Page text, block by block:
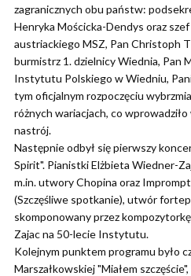
zagranicznych obu państw:
Henryka Mościcka-Dendys oraz
austriackiego MSZ, Pan Christoph
burmistrz 1. dzielnicy Wiednia, Pan
Instytutu Polskiego w Wiedniu,
tym oficjalnym rozpoczęciu
różnych wariacjach, co
nastrój.
Następnie odbył się pierwszy
Spirit". Pianistki Elżbieta Wiedner-
m.in. utwory Chopina oraz
(Szczęśliwe spotkanie), utwór
skomponowany przez
Zajac na 50-lecie Instytutu.
Kolejnym punktem programu było
Marszałkowskiej "Miałem